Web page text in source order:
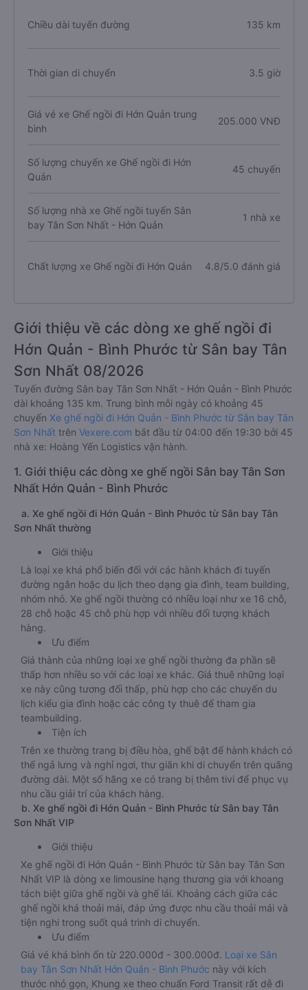
Chiều dài tuyến đường 135 km
Thời gian di chuyển 3.5 giờ
Giá vé xe Ghế ngồi đi Hớn Quản trung
bình
205.000 VNĐ
Số lượng chuyến xe Ghế ngồi đi Hớn
Quản
45 chuyến
Số lượng nhà xe Ghế ngồi tuyến Sân
bay Tân Sơn Nhất - Hớn Quản
1 nhà xe
Chất lượng xe Ghế ngồi đi Hớn Quản 4.8/5.0 đánh giá
Giới thiệu về các dòng xe ghế ngồi đi
Hớn Quản - Bình Phước từ Sân bay Tân
Sơn Nhất 08/2026
Tuyến đường Sân bay Tân Sơn Nhất - Hớn Quản - Bình Phước
dài khoảng 135 km. Trung bình mỗi ngày có khoảng 45
chuyến Xe ghế ngồi đi Hớn Quản - Bình Phước từ Sân bay Tân
Sơn Nhất trên Vexere.com bắt đầu từ 04:00 đến 19:30 bởi 45
nhà xe: Hoàng Yến Logistics vận hành.
1. Giới thiệu các dòng xe ghế ngồi Sân bay Tân Sơn
Nhất Hớn Quản - Bình Phước
a. Xe ghế ngồi đi Hớn Quản - Bình Phước từ Sân bay Tân
Sơn Nhất thường
Giới thiệu
Là loại xe khá phổ biến đối với các hành khách đi tuyến
đường ngắn hoặc du lịch theo dạng gia đình, team building,
nhóm nhỏ. Xe ghế ngồi thường có nhiều loại như xe 16 chỗ,
28 chỗ hoặc 45 chỗ phù hợp với nhiều đối tượng khách
hàng.
Ưu điểm
Giá thành của những loại xe ghế ngồi thường đa phần sẽ
thấp hơn nhiều so với các loại xe khác. Giá thuê những loại
xe này cũng tương đối thấp, phù hợp cho các chuyến du
lịch kiểu gia đình hoặc các công ty thuê để tham gia
teambuilding.
Tiện ích
Trên xe thường trang bị điều hòa, ghế bật để hành khách có
thể ngả lưng và nghỉ ngơi, thư giãn khi di chuyển trên quãng
đường dài. Một số hãng xe có trang bị thêm tivi để phục vụ
nhu cầu giải trí của khách hàng.
b. Xe ghế ngồi đi Hớn Quản - Bình Phước từ Sân bay Tân
Sơn Nhất VIP
Giới thiệu
Xe ghế ngồi đi Hớn Quản - Bình Phước từ Sân bay Tân Sơn
Nhất VIP là dòng xe limousine hạng thương gia với khoang
tách biệt giữa ghế ngồi và ghế lái. Khoảng cách giữa các
ghế ngồi khá thoải mái, đáp ứng được nhu cầu thoải mái và
tiện nghi trong suốt quá trình di chuyển.
Ưu điểm
Giá vé khá bình ổn từ 220.000đ - 300.000đ. Loại xe Sân
bay Tân Sơn Nhất Hớn Quản - Bình Phước này với kích
thước nhỏ gọn, Khung xe theo chuẩn Ford Transit rất dễ đi